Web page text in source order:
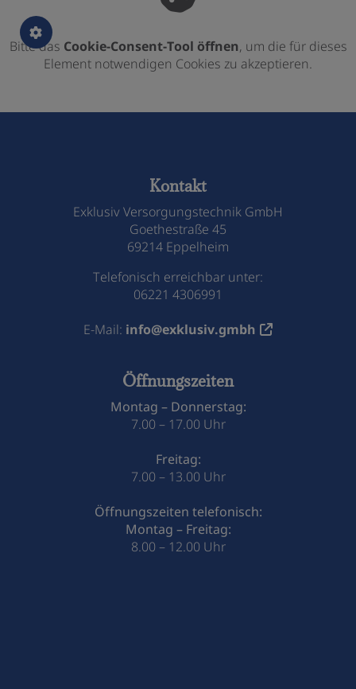
Bitte das Cookie-Consent-Tool öffnen, um die für dieses
Element notwendigen Cookies zu akzeptieren.
Kontakt
Exklusiv Versorgungstechnik GmbH
Goethestraße 45
69214 Eppelheim
Telefonisch erreichbar unter:
06221 4306991
E-Mail: info@exklusiv.gmbh
Öffnungszeiten
Montag – Donnerstag:
7.00 – 17.00 Uhr
Freitag:
7.00 – 13.00 Uhr
Öffnungszeiten telefonisch:
Montag – Freitag:
8.00 – 12.00 Uhr